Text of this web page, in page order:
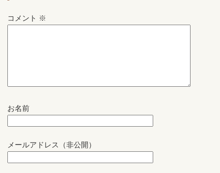
コメント ※
お名前
メールアドレス（非公開）